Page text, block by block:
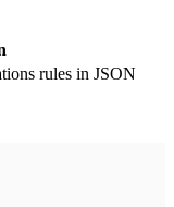
rules in JSON